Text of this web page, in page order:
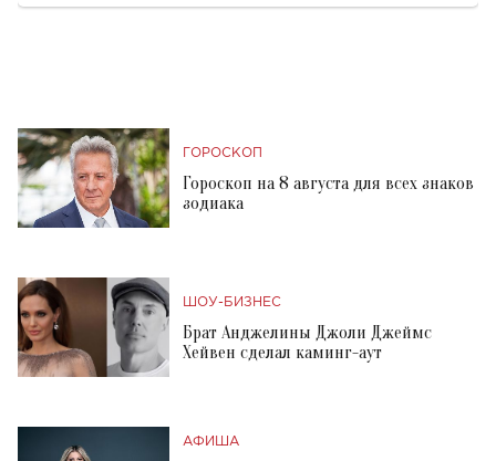
ГОРОСКОП
Гороскоп на 8 августа для всех знаков
зодиака
ШОУ-БИЗНЕС
Брат Анджелины Джоли Джеймс
Хейвен сделал каминг-аут
АФИША